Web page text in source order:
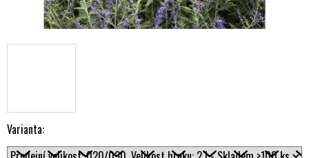
Varianta: